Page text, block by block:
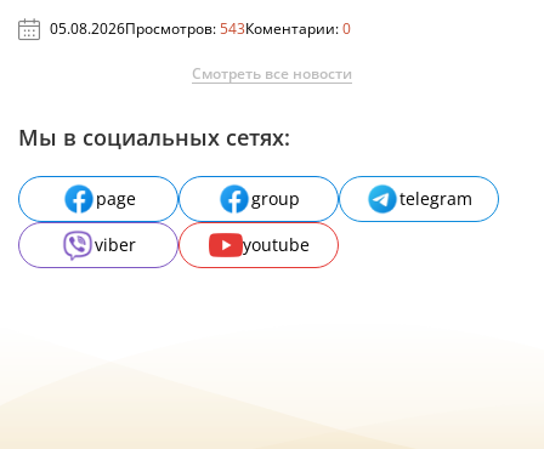
05.08.2026Просмотров:543Коментарии:0
Смотреть все новости
Мы в социальных сетях:
page group
telegram
viber
youtube